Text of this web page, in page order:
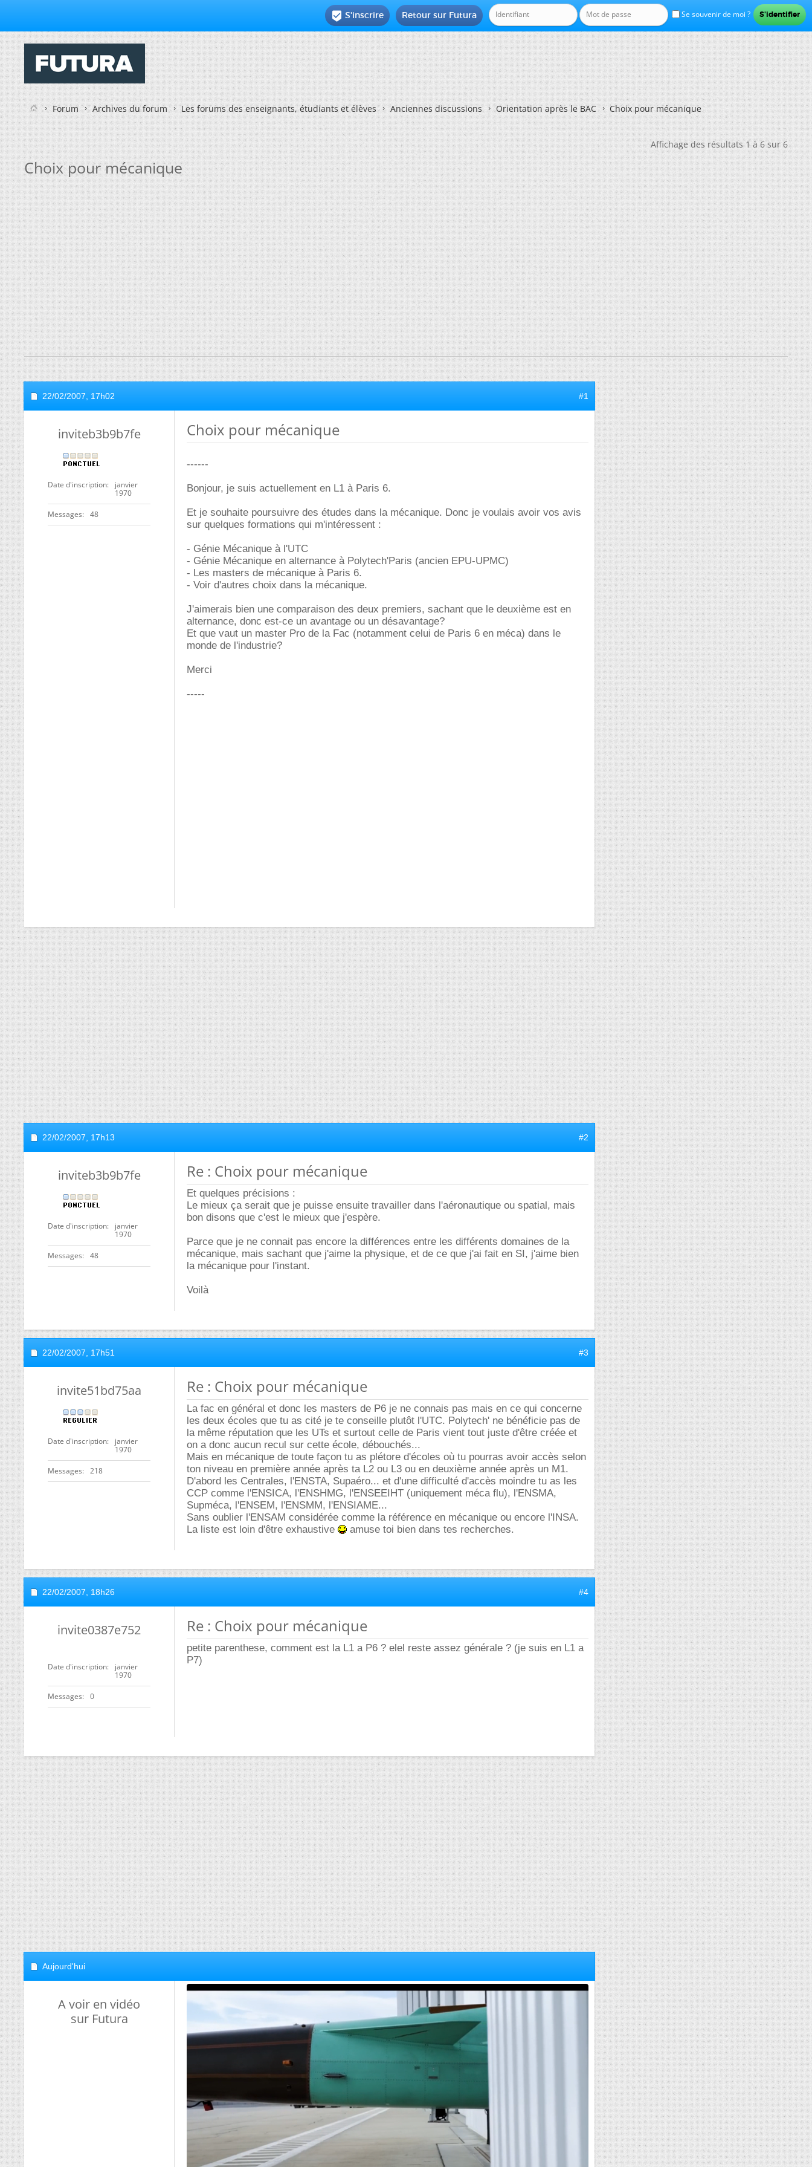
Se souvenir de moi ?
Retour sur Futura
 S'inscrire
Forum Archives du forum Les forums des enseignants, étudiants et élèves Anciennes discussions Orientation après le BAC Choix pour mécanique
Affichage des résultats 1 à 6 sur 6
Choix pour mécanique
22/02/2007, 17h02 #1
inviteb3b9b7fe
Date d'inscription
janvier
1970
Messages 48
Choix pour mécanique
------
Bonjour, je suis actuellement en L1 à Paris 6.
Et je souhaite poursuivre des études dans la mécanique. Donc je voulais avoir vos avis
sur quelques formations qui m'intéressent :
- Génie Mécanique à l'UTC
- Génie Mécanique en alternance à Polytech'Paris (ancien EPU-UPMC)
- Les masters de mécanique à Paris 6.
- Voir d'autres choix dans la mécanique.
J'aimerais bien une comparaison des deux premiers, sachant que le deuxième est en
alternance, donc est-ce un avantage ou un désavantage?
Et que vaut un master Pro de la Fac (notamment celui de Paris 6 en méca) dans le
monde de l'industrie?
Merci
-----
22/02/2007, 17h13 #2
inviteb3b9b7fe
Date d'inscription
janvier
1970
Messages 48
Re : Choix pour mécanique
Et quelques précisions :
Le mieux ça serait que je puisse ensuite travailler dans l'aéronautique ou spatial, mais
bon disons que c'est le mieux que j'espère.
Parce que je ne connait pas encore la différences entre les différents domaines de la
mécanique, mais sachant que j'aime la physique, et de ce que j'ai fait en SI, j'aime bien
la mécanique pour l'instant.
Voilà
22/02/2007, 17h51 #3
invite51bd75aa
Date d'inscription
janvier
1970
Messages 218
Re : Choix pour mécanique
La fac en général et donc les masters de P6 je ne connais pas mais en ce qui concerne
les deux écoles que tu as cité je te conseille plutôt l'UTC. Polytech' ne bénéficie pas de
la même réputation que les UTs et surtout celle de Paris vient tout juste d'être créée et
on a donc aucun recul sur cette école, débouchés...
Mais en mécanique de toute façon tu as plétore d'écoles où tu pourras avoir accès selon
ton niveau en première année après ta L2 ou L3 ou en deuxième année après un M1.
D'abord les Centrales, l'ENSTA, Supaéro... et d'une difficulté d'accès moindre tu as les
CCP comme l'ENSICA, l'ENSHMG, l'ENSEEIHT (uniquement méca flu), l'ENSMA,
Supméca, l'ENSEM, l'ENSMM, l'ENSIAME...
Sans oublier l'ENSAM considérée comme la référence en mécanique ou encore l'INSA.
La liste est loin d'être exhaustive
amuse toi bien dans tes recherches.
22/02/2007, 18h26 #4
invite0387e752
Date d'inscription
janvier
1970
Messages 0
Re : Choix pour mécanique
petite parenthese, comment est la L1 a P6 ? elel reste assez générale ? (je suis en L1 a
P7)
Aujourd'hui
A voir en vidéo
sur Futura